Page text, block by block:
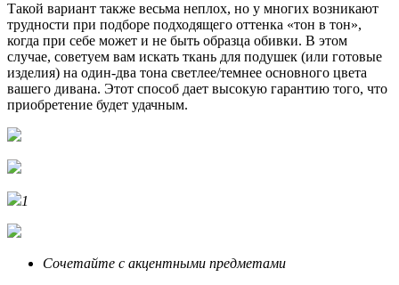
Такой вариант также весьма неплох, но у многих возникают
трудности при подборе подходящего оттенка «тон в тон»,
когда при себе может и не быть образца обивки. В этом
случае, советуем вам искать ткань для подушек (или готовые
изделия) на один-два тона светлее/темнее основного цвета
вашего дивана. Этот способ дает высокую гарантию того, что
приобретение будет удачным.
1
Сочетайте с акцентными предметами